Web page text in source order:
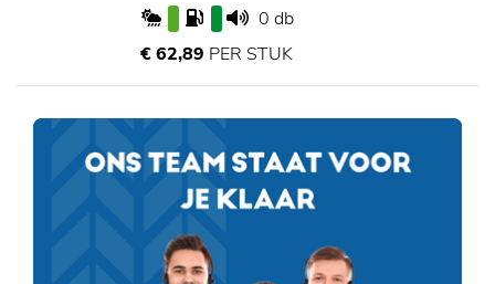
0 db
€ 62,89 PER STUK